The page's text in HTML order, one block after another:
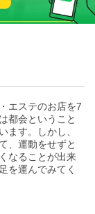
エステのお店を7
都会ということ
ます。しかし、
、運動をせずと
なることが出来
を運んでみてく